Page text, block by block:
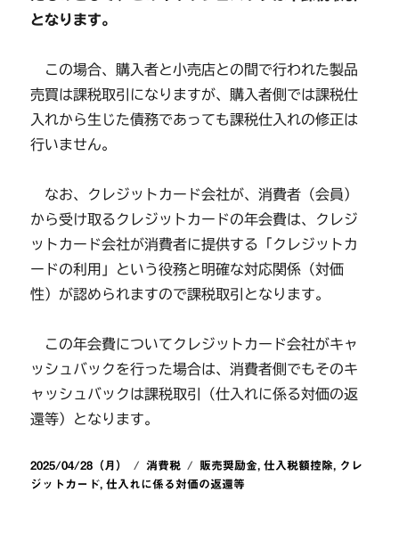
となります。
この場合、購入者と小売店との間で行われた製品
売買は課税取引になりますが、購入者側では課税仕
入れから生じた債務であっても課税仕入れの修正は
行いません。
なお、クレジットカード会社が、消費者（会員）
から受け取るクレジットカードの年会費は、クレジ
ットカード会社が消費者に提供する「クレジットカ
ードの利用」という役務と明確な対応関係（対価
性）が認められますので課税取引となります。
この年会費についてクレジットカード会社がキャ
ッシュバックを行った場合は、消費者側でもそのキ
ャッシュバックは課税取引（仕入れに係る対価の返
還等）となります。
投
稿
2025/04/28（月）
カ
テ
消費税
タ
グ
販売奨励金,仕入税額控除, クレ
ジットカード,仕入れに係る対価の返還等